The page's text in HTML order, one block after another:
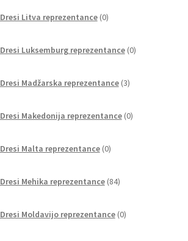
Dresi Litva reprezentance 0izdelkov
Dresi Luksemburg reprezentance 0izdelkov
Dresi Madžarska reprezentance 3izdelki
Dresi Makedonija reprezentance 0izdelkov
Dresi Malta reprezentance 0izdelkov
Dresi Mehika reprezentance 84izdelkov
Dresi Moldavijo reprezentance 0izdelkov